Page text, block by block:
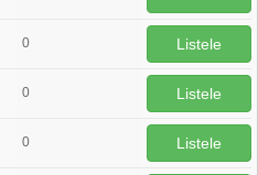
0 Listele
0 Listele
0 Listele